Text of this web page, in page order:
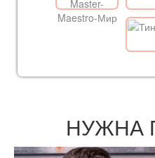
НУЖНА